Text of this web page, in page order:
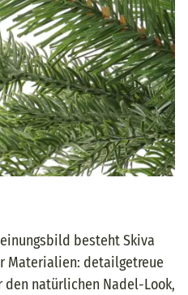
besteht Skiva
Materialien: detailgetreue
den natürlichen Nadel-Look,